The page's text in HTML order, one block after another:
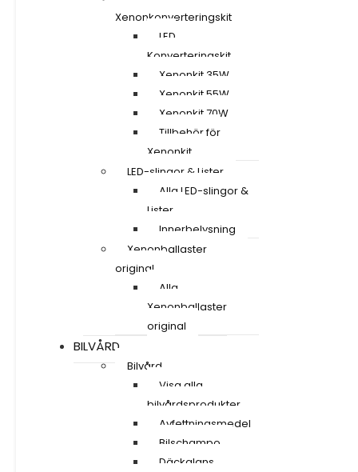
Xenonkonverteringskit
LED
Konverteringskit
Xenonkit 35W
Xenonkit 55W
Xenonkit 70W
Tillbehör för
Xenonkit
LED-slingor & Lister
Alla LED-slingor &
Lister
Innerbelysning
Xenonballaster
original
Alla
Xenonballaster
original
BILVÅRD
Bilvård
Visa alla
bilvårdsprodukter
Avfettningsmedel
Bilschampo
Däckglans